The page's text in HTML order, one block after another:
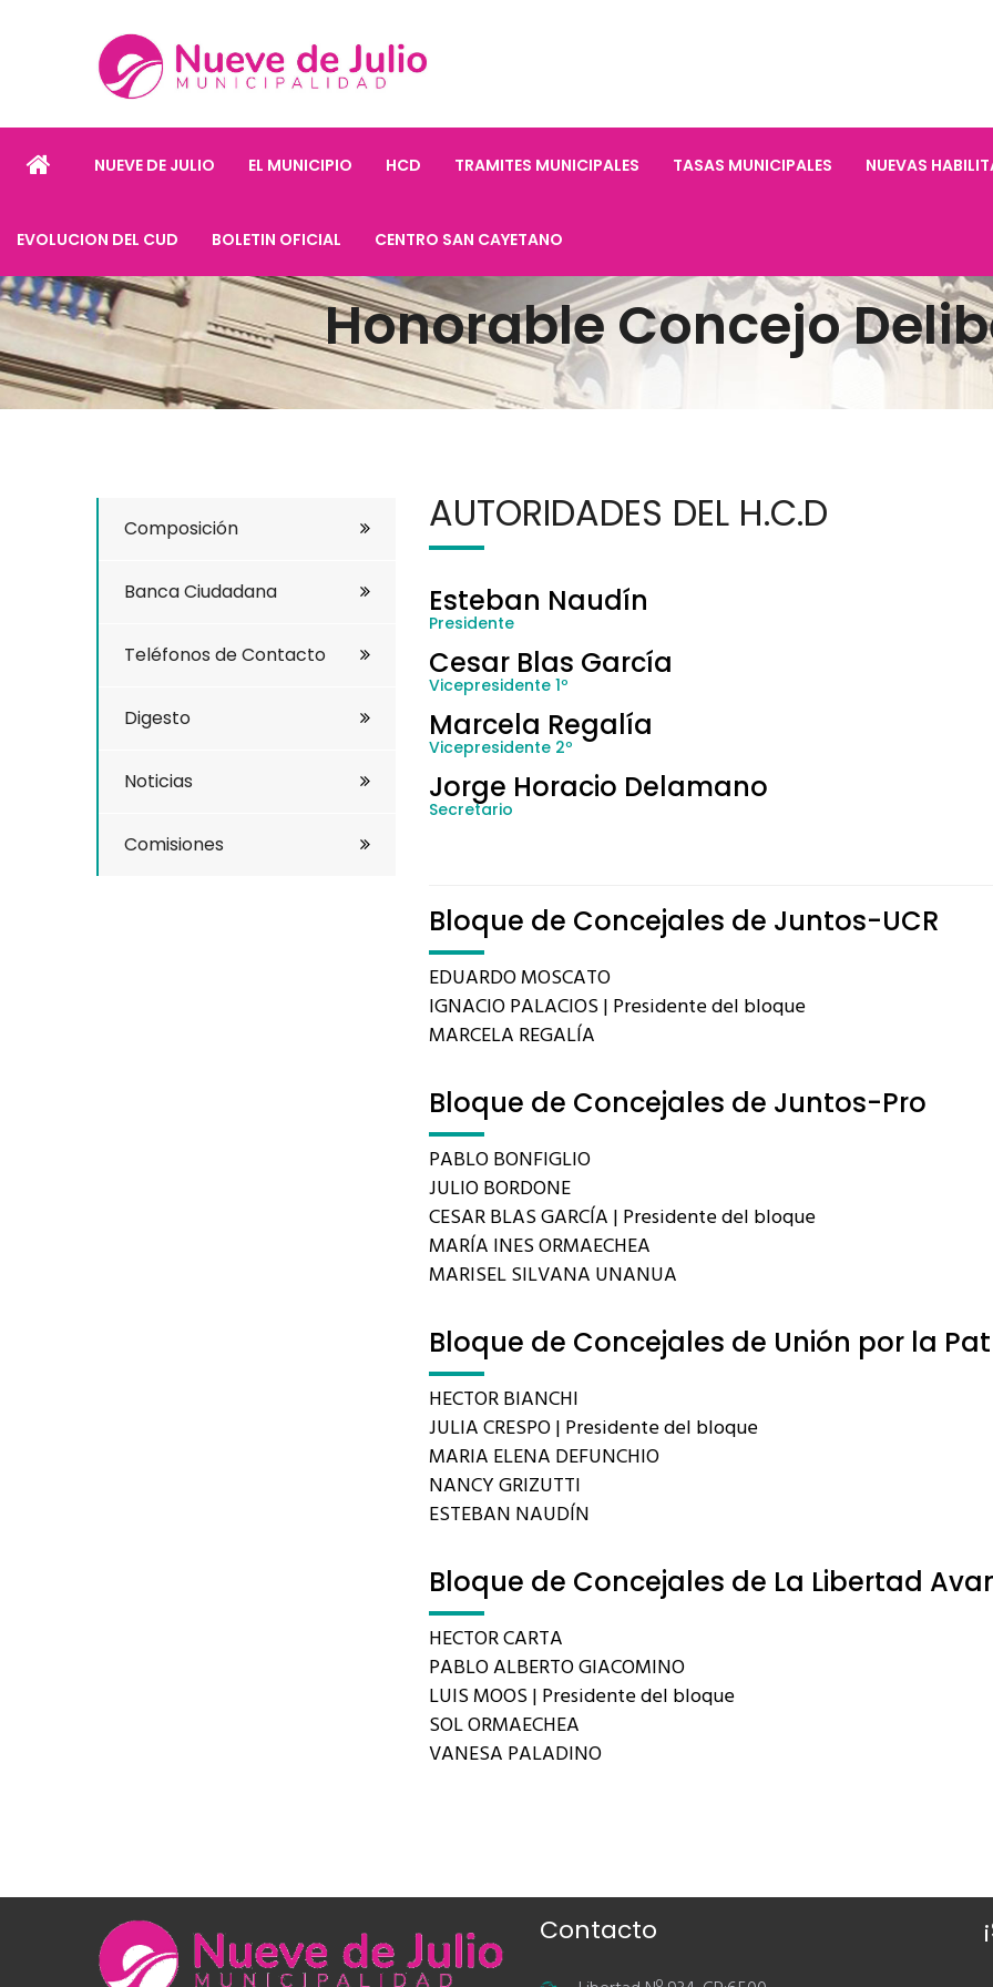
NUEVE DE JULIO EL MUNICIPIO HCD TRAMITES MUNICIPALES TASAS MUNICIPALES NUEVAS
EVOLUCION DEL CUD BOLETIN OFICIAL CENTRO SAN CAYETANO
Honorable Concejo
AUTORIDADES DEL H.C.D
Esteban Naudín
Presidente
Cesar Blas García
Vicepresidente 1º
Marcela Regalía
Vicepresidente 2º
Jorge Horacio Delamano
Secretario
Bloque de Concejales de Juntos-UCR
EDUARDO MOSCATO
IGNACIO PALACIOS | Presidente del bloque
MARCELA REGALÍA
Bloque de Concejales de Juntos-Pro
PABLO BONFIGLIO
JULIO BORDONE
CESAR BLAS GARCÍA | Presidente del bloque
MARÍA INES ORMAECHEA
MARISEL SILVANA UNANUA
Bloque de Concejales de Unión por la
HECTOR BIANCHI
JULIA CRESPO | Presidente del bloque
MARIA ELENA DEFUNCHIO
NANCY GRIZUTTI
ESTEBAN NAUDÍN
Bloque de Concejales de La Libertad
HECTOR CARTA
PABLO ALBERTO GIACOMINO
LUIS MOOS | Presidente del bloque
SOL ORMAECHEA
VANESA PALADINO
Composición
Banca Ciudadana
Teléfonos de Contacto
Digesto
Noticias
Comisiones
Contacto